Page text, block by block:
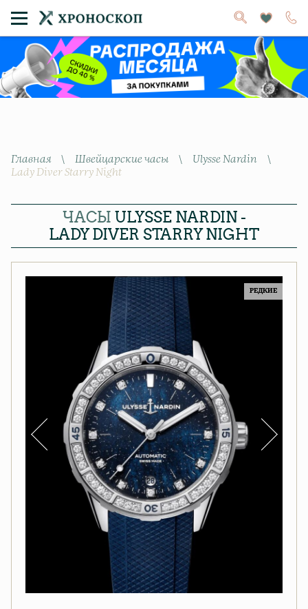
Главная \ Швейцарские часы \ Ulysse Nardin \
Lady Diver Starry Night
ЧАСЫ ULYSSE NARDIN -
LADY DIVER STARRY NIGHT
РЕДКИЕ